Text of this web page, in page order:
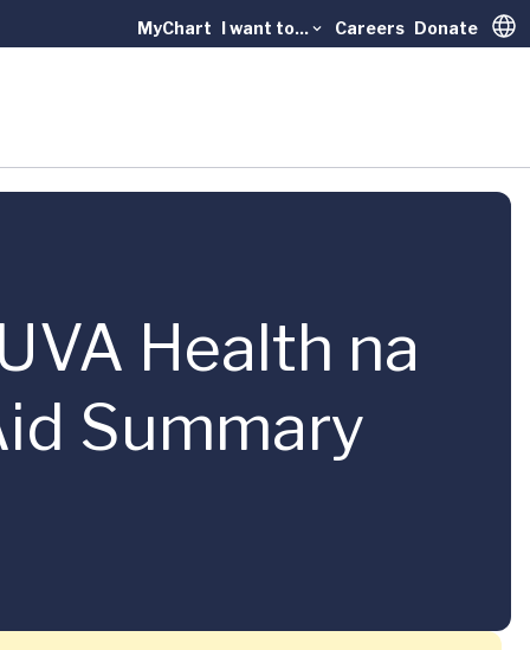
MyChart I want to... Careers Donate
Health na
Summary